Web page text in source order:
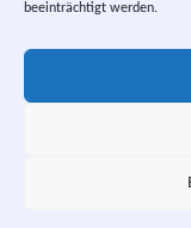
beeinträchtigt werden.